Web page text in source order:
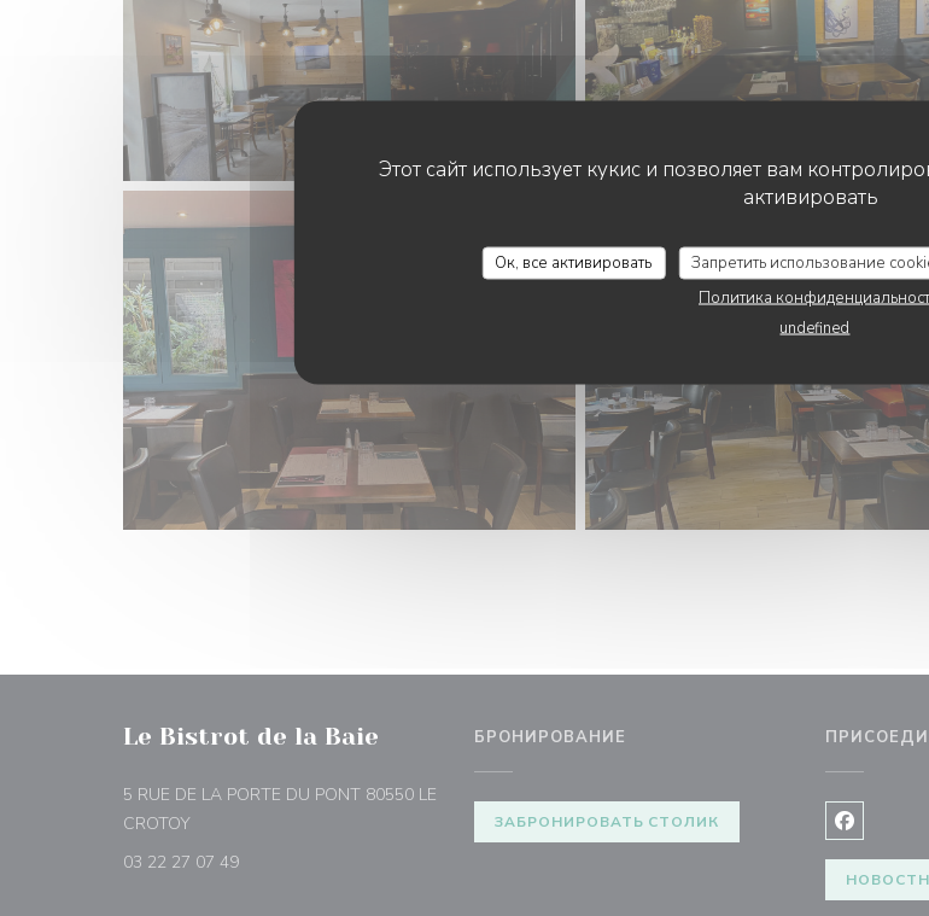
Этот сайт использует кукис и позволяет вам
активировать
Ок, все активировать Запретить использование
Политика
undefined
Le Bistrot de la Baie
5 RUE DE LA PORTE DU PONT 80550 LE
CROTOY((открывается в новом окне))
03 22 27 07 49
БРОНИРОВАНИЕ
ЗАБРОНИРОВАТЬ СТОЛИК Facebook